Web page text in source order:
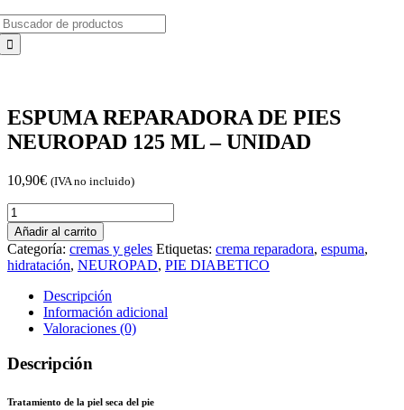
ESPUMA REPARADORA DE PIES
NEUROPAD 125 ML – UNIDAD
10,90€ (IVA no incluido)
ESPUMA
REPARADORA
DE
PIES
NEUROPAD
UNIDAD
cantidad
Añadir al carrito
Categoría: cremas y geles Etiquetas: crema reparadora, espuma,
hidratación, NEUROPAD, PIE DIABETICO
Descripción
Información adicional
Valoraciones (0)
Descripción
Tratamiento de la piel seca del pie